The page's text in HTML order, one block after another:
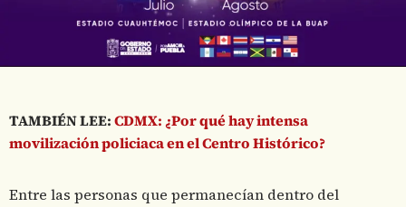
TAMBIÉN LEE:CDMX: ¿Por qué hay intensa
movilización policiaca en el Centro Histórico?
Entre las personas que permanecían dentro del